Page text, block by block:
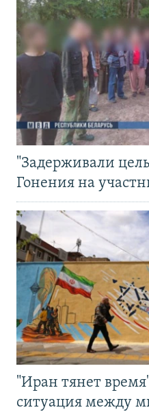
"Задерживали
Гонения на
"Иран тянет
ситуация между